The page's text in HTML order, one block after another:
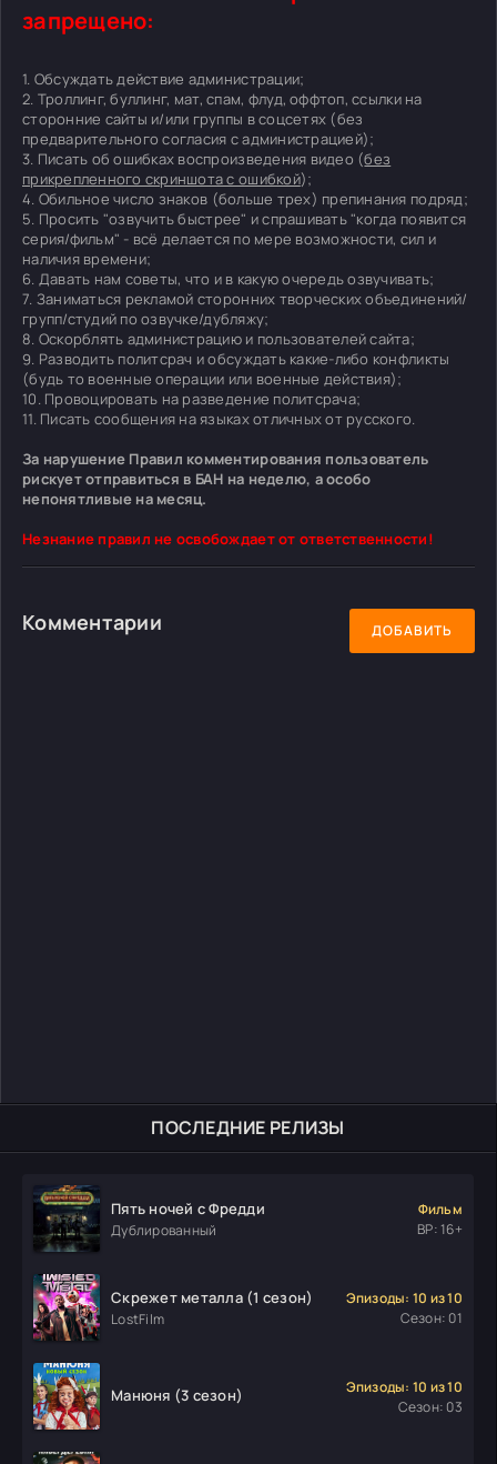
ПОСЛЕДНИЕ РЕЛИЗЫ
Пять ночей с Фредди
Дублированный
Фильм
ВР: 16+
Скрежет металла (1 сезон)
LostFilm
Эпизоды: 10 из 10
Сезон: 01
Манюня (3 сезон)
Эпизоды: 10 из 10
Сезон: 03
запрещено:
1. Обсуждать действие администрации;
2. Троллинг, буллинг, мат, спам, флуд, оффтоп, ссылки на
сторонние сайты и/или группы в соцсетях (без
предварительного согласия с администрацией);
3. Писать об ошибках воспроизведения видео (без
прикрепленного скриншота с ошибкой);
4. Обильное число знаков (больше трех) препинания подряд;
5. Просить "озвучить быстрее" и спрашивать "когда появится
серия/фильм" - всё делается по мере возможности, сил и
наличия времени;
6. Давать нам советы, что и в какую очередь озвучивать;
7. Заниматься рекламой сторонних творческих объединений/
групп/студий по озвучке/дубляжу;
8. Оскорблять администрацию и пользователей сайта;
9. Разводить политсрач и обсуждать какие-либо конфликты
(будь то военные операции или военные действия);
10. Провоцировать на разведение политсрача;
11. Писать сообщения на языках отличных от русского.
За нарушение Правил комментирования пользователь
рискует отправиться в БАН на неделю, а особо
непонятливые на месяц.
Незнание правил не освобождает от ответственности!
Комментарии ДОБАВИТЬ